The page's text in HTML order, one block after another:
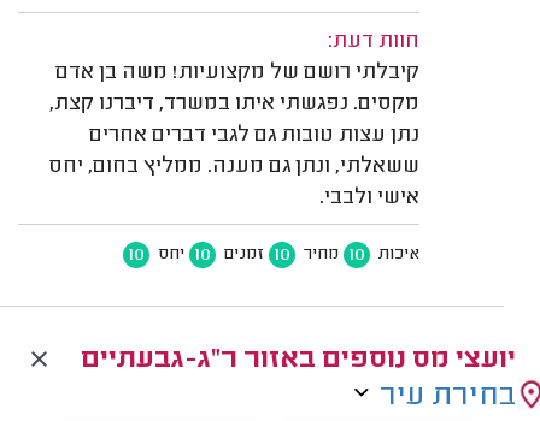
חוות דעת:
קיבלתי רושם של מקצועיות! משה בן אדם
מקסים. נפגשתי איתו במשרד, דיברנו קצת,
נתן עצות טובות גם לגבי דברים אחרים
ששאלתי, ונתן גם מענה. ממליץ בחום, יחס
אישי ולבבי.
איכות 10 מחיר 10 זמנים 10 יחס 10
יועצי מס נוספים באזור ר"ג-גבעתיים
בחירת עיר